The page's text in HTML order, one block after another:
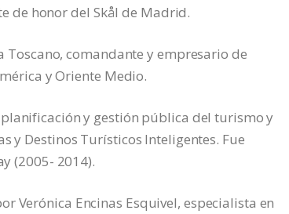
de honor del Skål de Madrid.
Toscano, comandante y empresario de
y Oriente Medio.
y gestión pública del turismo y
y Destinos Turísticos Inteligentes. Fue
(2005- 2014).
Verónica Encinas Esquivel, especialista en